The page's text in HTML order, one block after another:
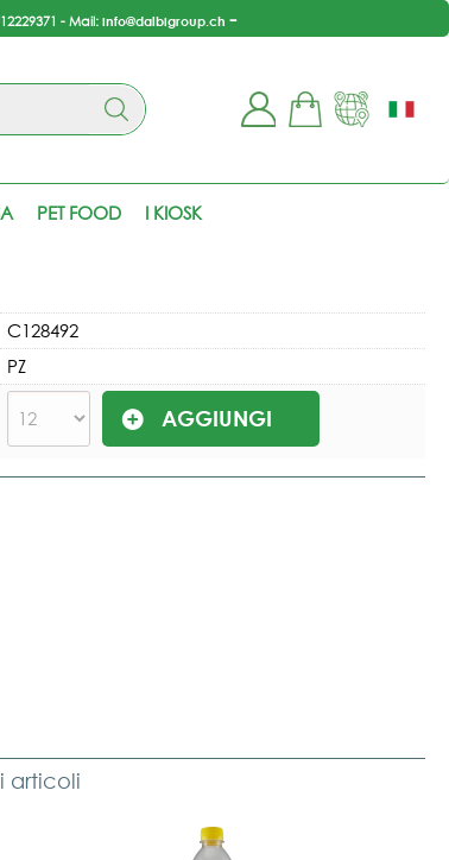
- Mail: info@dalbigroup.ch -
utente e la
sul nostro sito clicca sul
PET FOOD I KIOSK
C128492
PZ
articoli